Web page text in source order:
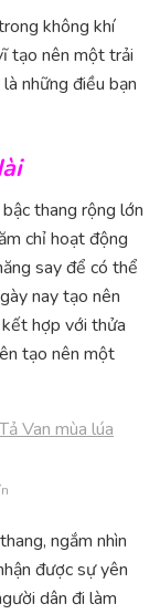
không khí
tạo nên một trải
những điều bạn
thang rộng lớn
chỉ hoạt động
say để có thể
nay tạo nên
hợp với thửa
tạo nên một
ngắm nhìn
được sự yên
dân đi làm